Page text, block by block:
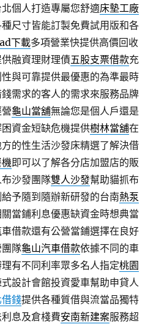
個人打造專屬您舒適床墊工廠
尺寸皆能訂製免費試用版和各
下載多項營業快提供高價回收
融資理財理債五股支票借款充
與可靠提供最優惠的為準最時
錢需求的客人的需求來服務品牌
龜山當舖無論您是個人戶還是
資金短缺危機提供樹林當舖在
的性生活沙發床精選了解決借
即可以了解各分店加盟店的販
沙發團隊雙人沙發幫助貓抓布
予隨到隨辦新研發的台南熱泵
當鋪利息優惠缺資金時想典當
車借款還有公營當鋪選擇在良好
隊龜山汽車借款依據不同的車
有不同利率眾多名人指定桃園
設計會館投資愛車幫助申貸人
錢提供各種質借與流當品獨特
息及倉棧費安南新建案服務超